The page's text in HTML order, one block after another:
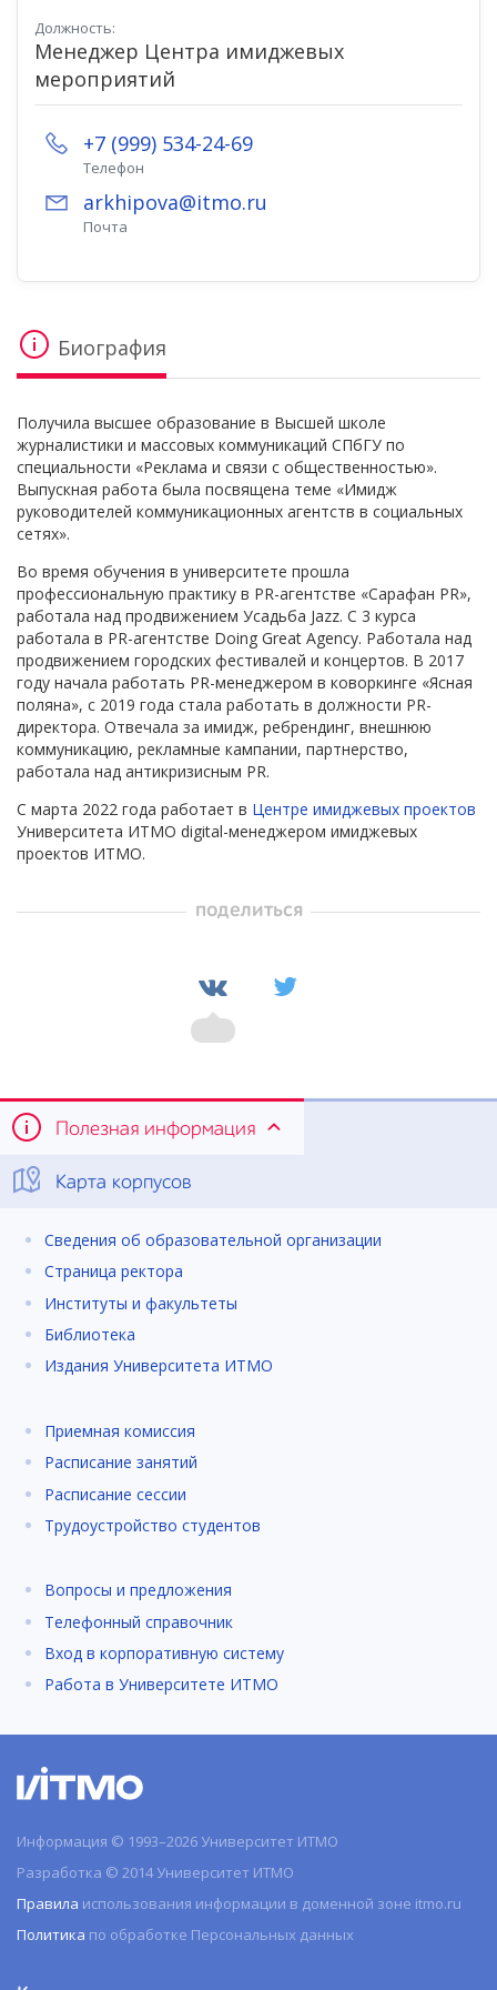
Должность:
Менеджер Центра имиджевых
мероприятий
+7 (999) 534-24-69
Телефон
arkhipova@itmo.ru
Почта
Биография
Получила высшее образование в Высшей школе
журналистики и массовых коммуникаций СПбГУ по
специальности «Реклама и связи с общественностью».
Выпускная работа была посвящена теме «Имидж
руководителей коммуникационных агентств в социальных
сетях».
Во время обучения в университете прошла
профессиональную практику в PR-агентстве «Сарафан PR»,
работала над продвижением Усадьба Jazz. С 3 курса
работала в PR-агентстве Doing Great Agency. Работала над
продвижением городских фестивалей и концертов. В 2017
году начала работать PR-менеджером в коворкинге «Ясная
поляна», с 2019 года стала работать в должности PR-
директора. Отвечала за имидж, ребрендинг, внешнюю
коммуникацию, рекламные кампании, партнерство,
работала над антикризисным PR.
С марта 2022 года работает в Центре имиджевых проектов
Университета ИТМО digital-менеджером имиджевых
проектов ИТМО.
поделиться
Полезная информация
Карта корпусов
Сведения об образовательной организации
Страница ректора
Институты и факультеты
Библиотека
Издания Университета ИТМО
Приемная комиссия
Расписание занятий
Расписание сессии
Трудоустройство студентов
Вопросы и предложения
Телефонный справочник
Вход в корпоративную систему
Работа в Университете ИТМО
Информация © 1993–2026 Университет ИТМО
Разработка © 2014 Университет ИТМО
Правила использования информации в доменной зоне itmo.ru
Политика по обработке Персональных данных